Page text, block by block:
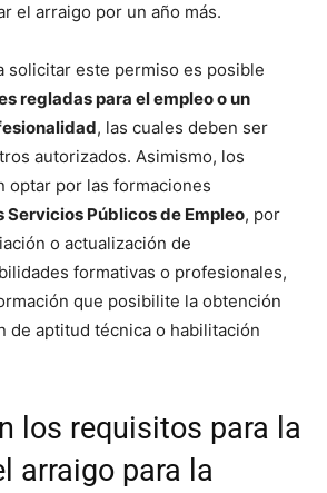
el arraigo por un año más.
solicitar este permiso es posible
regladas para el empleo o un
, las cuales deben ser
autorizados. Asimismo, los
optar por las formaciones
Servicios Públicos de Empleo, por
o actualización de
formativas o profesionales,
que posibilite la obtención
de aptitud técnica o habilitación
los requisitos para la
arraigo para la